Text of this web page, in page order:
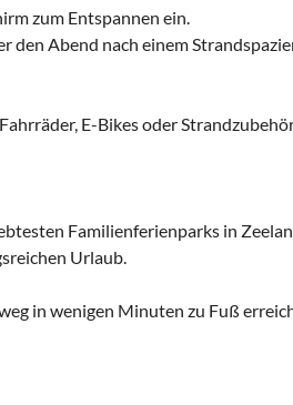
zum Entspannen ein.
den Abend nach einem
E-Bikes oder
Familienferienparks in
Urlaub.
in wenigen Minuten zu Fuß